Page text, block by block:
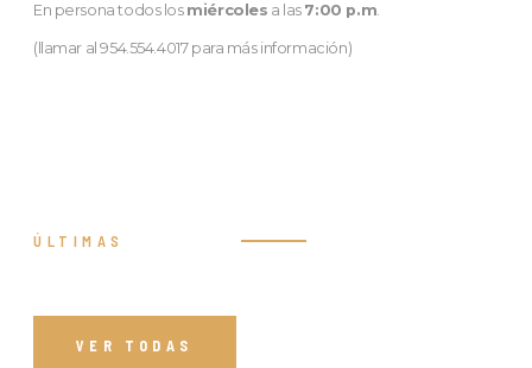
En persona todos los miércoles a las 7:00 p.m.
(llamar al 954.554.4017 para más información)
ÚLTIMAS
VER TODAS